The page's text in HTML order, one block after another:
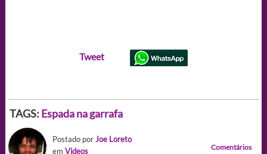
Tweet
TAGS: Espada na garrafa
Postado porJoe Loreto
em Videos Comentários